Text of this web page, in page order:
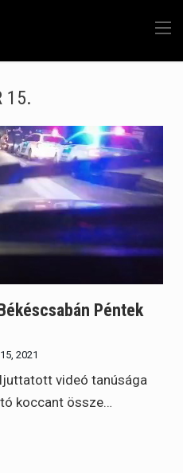
15.
Péntek
2021
videó tanúsága
koccant össze…